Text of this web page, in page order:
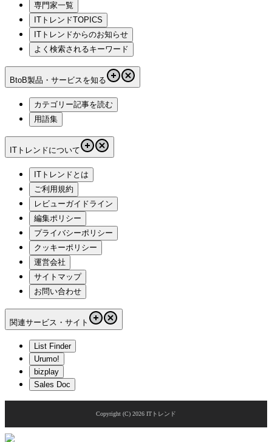
専門家一覧
ITトレンドTOPICS
ITトレンドからのお知らせ
よく検索されるキーワード
BtoB製品・サービスを知る
カテゴリー記事を読む
用語集
ITトレンドについて
ITトレンドとは
ご利用規約
レビューガイドライン
編集ポリシー
プライバシーポリシー
クッキーポリシー
運営会社
サイトマップ
お問い合わせ
関連サービス・サイト
List Finder
Urumo!
bizplay
Sales Doc
Copyright (C) 2026 ITトレンド